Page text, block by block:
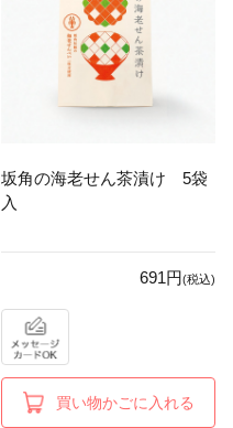
坂角の海老せん茶漬け 5袋
入
691円(税込)
買い物かごに入れる